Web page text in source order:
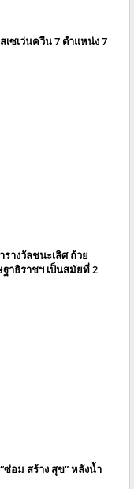
เซเว่นควีน 7 ตำแหน่ง 7
รางวัลชนะเลิศ ถ้วย
าธิราชฯ เป็นสมัยที่ 2
อม สร้าง สุข” หลังน้ำ